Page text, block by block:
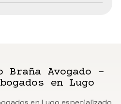
Braña Avogado -
en Lugo